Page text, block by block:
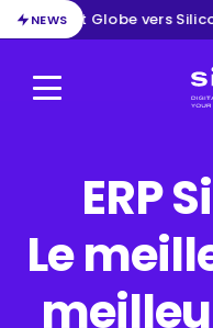
NEWS
d’Exact Globe vers
Menu
ERP
Le